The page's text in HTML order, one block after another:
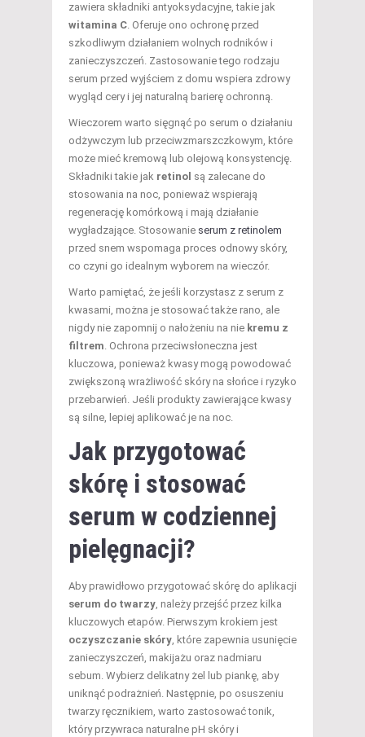
zawiera składniki antyoksydacyjne, takie jak
witamina C. Oferuje ono ochronę przed
szkodliwym działaniem wolnych rodników i
zanieczyszczeń. Zastosowanie tego rodzaju
serum przed wyjściem z domu wspiera zdrowy
wygląd cery i jej naturalną barierę ochronną.
Wieczorem warto sięgnąć po serum o działaniu
odżywczym lub przeciwzmarszczkowym, które
może mieć kremową lub olejową konsystencję.
Składniki takie jak retinol są zalecane do
stosowania na noc, ponieważ wspierają
regenerację komórkową i mają działanie
wygładzające. Stosowanie serum z retinolem
przed snem wspomaga proces odnowy skóry,
co czyni go idealnym wyborem na wieczór.
Warto pamiętać, że jeśli korzystasz z serum z
kwasami, można je stosować także rano, ale
nigdy nie zapomnij o nałożeniu na nie kremu z
filtrem. Ochrona przeciwsłoneczna jest
kluczowa, ponieważ kwasy mogą powodować
zwiększoną wrażliwość skóry na słońce i ryzyko
przebarwień. Jeśli produkty zawierające kwasy
są silne, lepiej aplikować je na noc.
Jak przygotować
skórę i stosować
serum w codziennej
pielęgnacji?
Aby prawidłowo przygotować skórę do aplikacji
serum do twarzy, należy przejść przez kilka
kluczowych etapów. Pierwszym krokiem jest
oczyszczanie skóry, które zapewnia usunięcie
zanieczyszczeń, makijażu oraz nadmiaru
sebum. Wybierz delikatny żel lub piankę, aby
uniknąć podrażnień. Następnie, po osuszeniu
twarzy ręcznikiem, warto zastosować tonik,
który przywraca naturalne pH skóry i